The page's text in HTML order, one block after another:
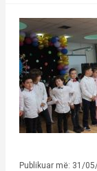
Publikuar më: 31/